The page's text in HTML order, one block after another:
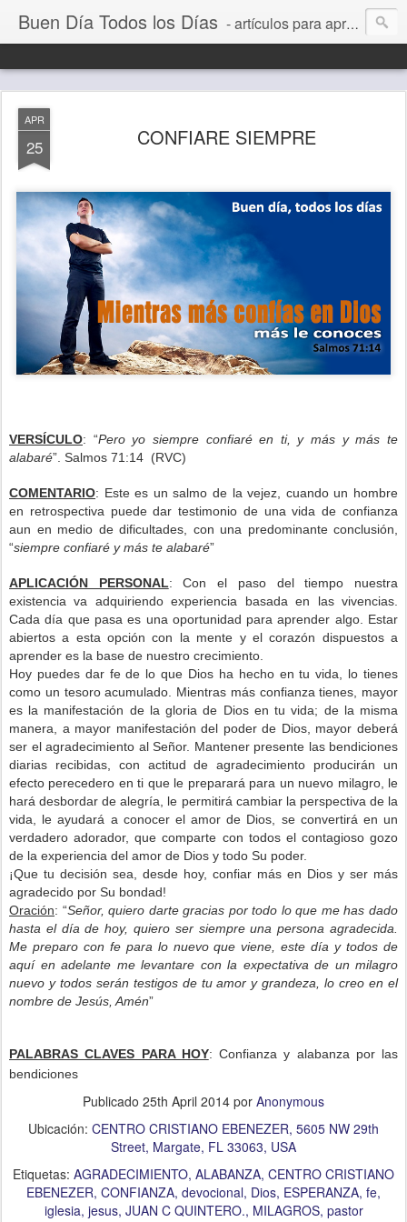
Buen Día Todos los Días - artículos para aprender a vivir mejor, un día a la vez. Por Juan C Quintero
APR
25 CONFIARE SIEMPRE
VERSÍCULO: “Pero yo siempre confiaré en ti, y más y más te
alabaré”. Salmos 71:14 (RVC)
COMENTARIO: Este es un salmo de la vejez, cuando un hombre
en retrospectiva puede dar testimonio de una vida de confianza
aun en medio de dificultades, con una predominante conclusión,
“siempre confiaré y más te alabaré”
APLICACIÓN PERSONAL: Con el paso del tiempo nuestra
existencia va adquiriendo experiencia basada en las vivencias.
Cada día que pasa es una oportunidad para aprender algo. Estar
abiertos a esta opción con la mente y el corazón dispuestos a
aprender es la base de nuestro crecimiento.
Hoy puedes dar fe de lo que Dios ha hecho en tu vida, lo tienes
como un tesoro acumulado. Mientras más confianza tienes, mayor
es la manifestación de la gloria de Dios en tu vida; de la misma
manera, a mayor manifestación del poder de Dios, mayor deberá
ser el agradecimiento al Señor. Mantener presente las bendiciones
diarias recibidas, con actitud de agradecimiento producirán un
efecto perecedero en ti que le preparará para un nuevo milagro, le
hará desbordar de alegría, le permitirá cambiar la perspectiva de la
vida, le ayudará a conocer el amor de Dios, se convertirá en un
verdadero adorador, que comparte con todos el contagioso gozo
de la experiencia del amor de Dios y todo Su poder.
¡Que tu decisión sea, desde hoy, confiar más en Dios y ser más
agradecido por Su bondad!
Oración: “Señor, quiero darte gracias por todo lo que me has dado
hasta el día de hoy, quiero ser siempre una persona agradecida.
Me preparo con fe para lo nuevo que viene, este día y todos de
aquí en adelante me levantare con la expectativa de un milagro
nuevo y todos serán testigos de tu amor y grandeza, lo creo en el
nombre de Jesús, Amén”
PALABRAS CLAVES PARA HOY: Confianza y alabanza por las
bendiciones
Publicado 25th April 2014 por Anonymous
Ubicación: CENTRO CRISTIANO EBENEZER, 5605 NW 29th
Street, Margate, FL 33063, USA
Etiquetas: AGRADECIMIENTO ALABANZA CENTRO CRISTIANO
EBENEZER CONFIANZA devocional Dios ESPERANZA fe
iglesia jesus JUAN C QUINTERO. MILAGROS pastor